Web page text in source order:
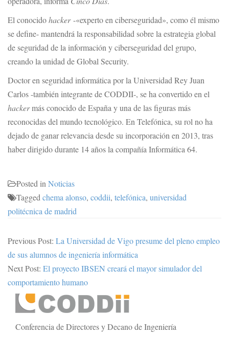
El conocidohacker-«experto en ciberseguridad», como él mismo
se define- mantendrá la responsabilidad sobre la estrategia global
de seguridad de la información y ciberseguridad del grupo,
creando la unidad de Global Security.
Doctor en seguridad informática por la Universidad Rey Juan
Carlos -también integrante de CODDII-, se ha convertido en el
hackermás conocido de España y una de las figuras más
reconocidas del mundo tecnológico. En Telefónica, su rol no ha
dejado de ganar relevancia desde su incorporación en 2013, tras
haber dirigido durante 14 años la compañía Informática 64.
Posted in Noticias
Tagged chema alonso, coddii, telefónica, universidad
politécnica de madrid
Previous Post: La Universidad de Vigo presume del pleno empleo
de sus alumnos de ingeniería informática
Next Post: El proyecto IBSEN creará el mayor simulador del
comportamiento humano
Secondary
Sidebar
Conferencia de Directores y Decano de Ingeniería